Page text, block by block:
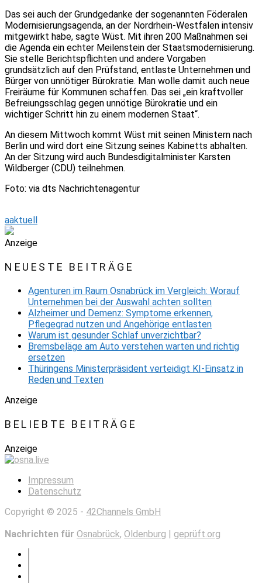
Das sei auch der Grundgedanke der sogenannten Föderalen
Modernisierungsagenda, an der Nordrhein-Westfalen intensiv
mitgewirkt habe, sagte Wüst. Mit ihren 200 Maßnahmen sei
die Agenda ein echter Meilenstein der Staatsmodernisierung.
Sie stelle Berichtspflichten und andere Vorgaben
grundsätzlich auf den Prüfstand, entlaste Unternehmen und
Bürger von unnötiger Bürokratie. Man wolle damit auch neue
Freiräume für Kommunen schaffen. Das sei „ein kraftvoller
Befreiungsschlag gegen unnötige Bürokratie und ein
wichtiger Schritt hin zu einem modernen Staat“.
An diesem Mittwoch kommt Wüst mit seinen Ministern nach
Berlin und wird dort eine Sitzung seines Kabinetts abhalten.
An der Sitzung wird auch Bundesdigitalminister Karsten
Wildberger (CDU) teilnehmen.
Foto: via dts Nachrichtenagentur
aaktuell
Anzeige
NEUESTE BEITRÄGE
Agenturen im Raum Osnabrück im Vergleich: Worauf
Unternehmen bei der Auswahl achten sollten
Alzheimer und Demenz: Symptome erkennen,
Pflegegrad nutzen und Angehörige entlasten
Warum ist gesunder Schlaf unverzichtbar?
Bremsbeläge am Auto verstehen warten und richtig
ersetzen
Thüringens Ministerpräsident verteidigt KI-Einsatz in
Reden und Texten
Anzeige
BELIEBTE BEITRÄGE
Anzeige
Impressum
Datenschutz
Copyright © 2025 - 42Channels GmbH
Nachrichten für Osnabrück, Oldenburg | geprüft.org